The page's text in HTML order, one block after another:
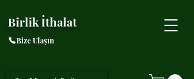
Birlik İthalat
Bize Ulaşın